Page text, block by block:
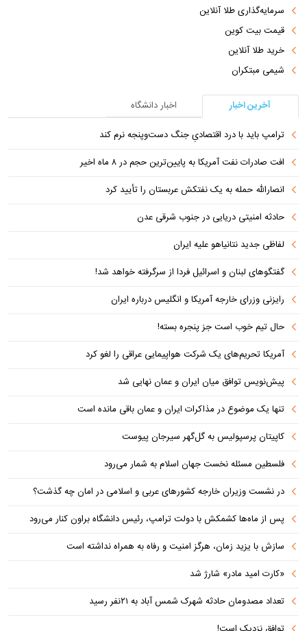
سرمایه‌گذاری طلا آنلاین
قیمت بیت کوین
خرید طلا آنلاین
شیمی مبتکران
آخرین اخبار
اخبار دانشگاه
ترامپ باید با درد اقتصادیِ جنگ دست‌و‌پنجه نرم کند
افت صادرات نفت آمریکا به پایین‌ترین حجم در ۸ ماه اخیر
انصارالله حمله به یک نفتکش عربستان را تأیید کرد
حادثه امنیتی دریایی در جنوب شرقی عدن
لفاظی جدید نتانیاهو علیه ایران
گفتگوهای لبنان و اسرائیل فردا از سرگرفته خواهد شد!
رایزنی وزرای خارجه آمریکا و انگلیس درباره ایران
حال تیم خوب است جز پنجره بسته!
آمریکا تحریم‌های یک شرکت هواپیمایی عراقی را لغو کرد
پیش‌نویس توافق میان ایران و عمان نهایی شد
تنها یک موضوع در مذاکرات ایران و عمان باقی مانده است
کاپیتان پرسپولیس به گل‌گهر سیرجان پیوست
فلسطین مسئله نخست جهان اسلام به شمار می‌رود
در نشست وزیران خارجه کشورهای عربی و اسلامی در امان چه گذشت؟
پس از ماه‌ها کشمکش با دولت ترامپ، رئیس دانشگاه براون کنار می‌رود
سازش با یزید زمان، هرگز امنیت و رفاه به همراه نداشته است
«کارت امید مادر» شارژ شد
تعداد مصدومان حادثه شهرک شمس آباد به ۲۱نفر رسید